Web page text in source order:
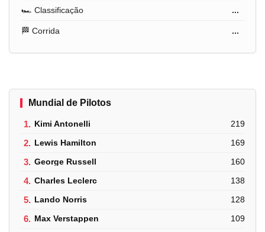
🏎️ Classificação ...
🏁 Corrida ...
Mundial de Pilotos
1. Kimi Antonelli 219
2. Lewis Hamilton 169
3. George Russell 160
4. Charles Leclerc 138
5. Lando Norris 128
6. Max Verstappen 109